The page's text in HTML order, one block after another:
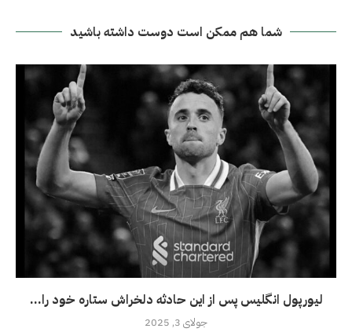
شما هم ممکن است دوست داشته باشید
لیورپول انگلیس پس از این حادثه دلخراش ستاره خود را...
جولای 3, 2025